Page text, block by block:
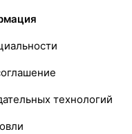
технологий